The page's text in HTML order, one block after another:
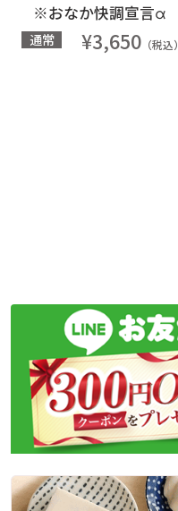
※おなか快調宣言α
通常 ¥3,650 （税込）